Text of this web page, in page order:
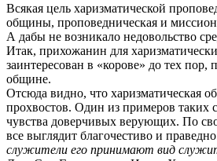
Всякая цель харизматической
общины, проповедническая и
А дабы не возникало недовольство
Итак, прихожанин для
заинтересован в «корове» до тех
общине.
Отсюда видно, что харизматическая
прохвостов. Один из примеров таких
чувства доверчивых верующих. По
все выглядит благочестиво и
служители его принимают вид